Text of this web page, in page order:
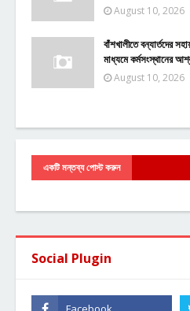
August 10, 2026
বাঁশখালীতে বন্যার্তদের
মাধ্যমে কর্মসংস্থানের
August 10, 2026
একটি মন্তব্য পোস্ট করুন
Social Plugin